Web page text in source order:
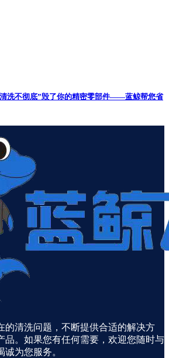
洗不彻底”毁了你的精密零部件——蓝鲸帮您省
的清洗问题，不断提供合适的解决方
品。如果您有任何需要，欢迎您随时与
为您服务。